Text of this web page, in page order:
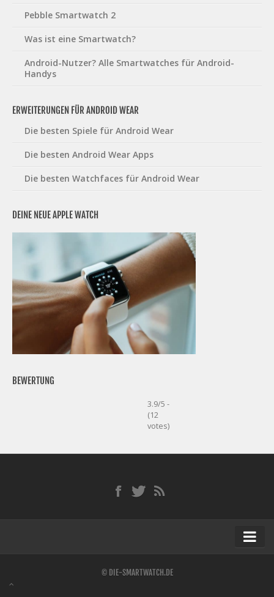
Pebble Smartwatch 2
Was ist eine Smartwatch?
Android-Nutzer? Alle Smartwatches für Android-
Handys
ERWEITERUNGEN FÜR ANDROID WEAR
Die besten Spiele für Android Wear
Die besten Android Wear Apps
Die besten Watchfaces für Android Wear
DEINE NEUE APPLE WATCH
BEWERTUNG
3.9/5 -
(12
votes)
© DIE-SMARTWATCH.DE